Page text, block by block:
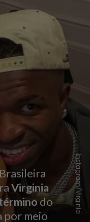
Virginia
do
por meio
Instagram/Virginia